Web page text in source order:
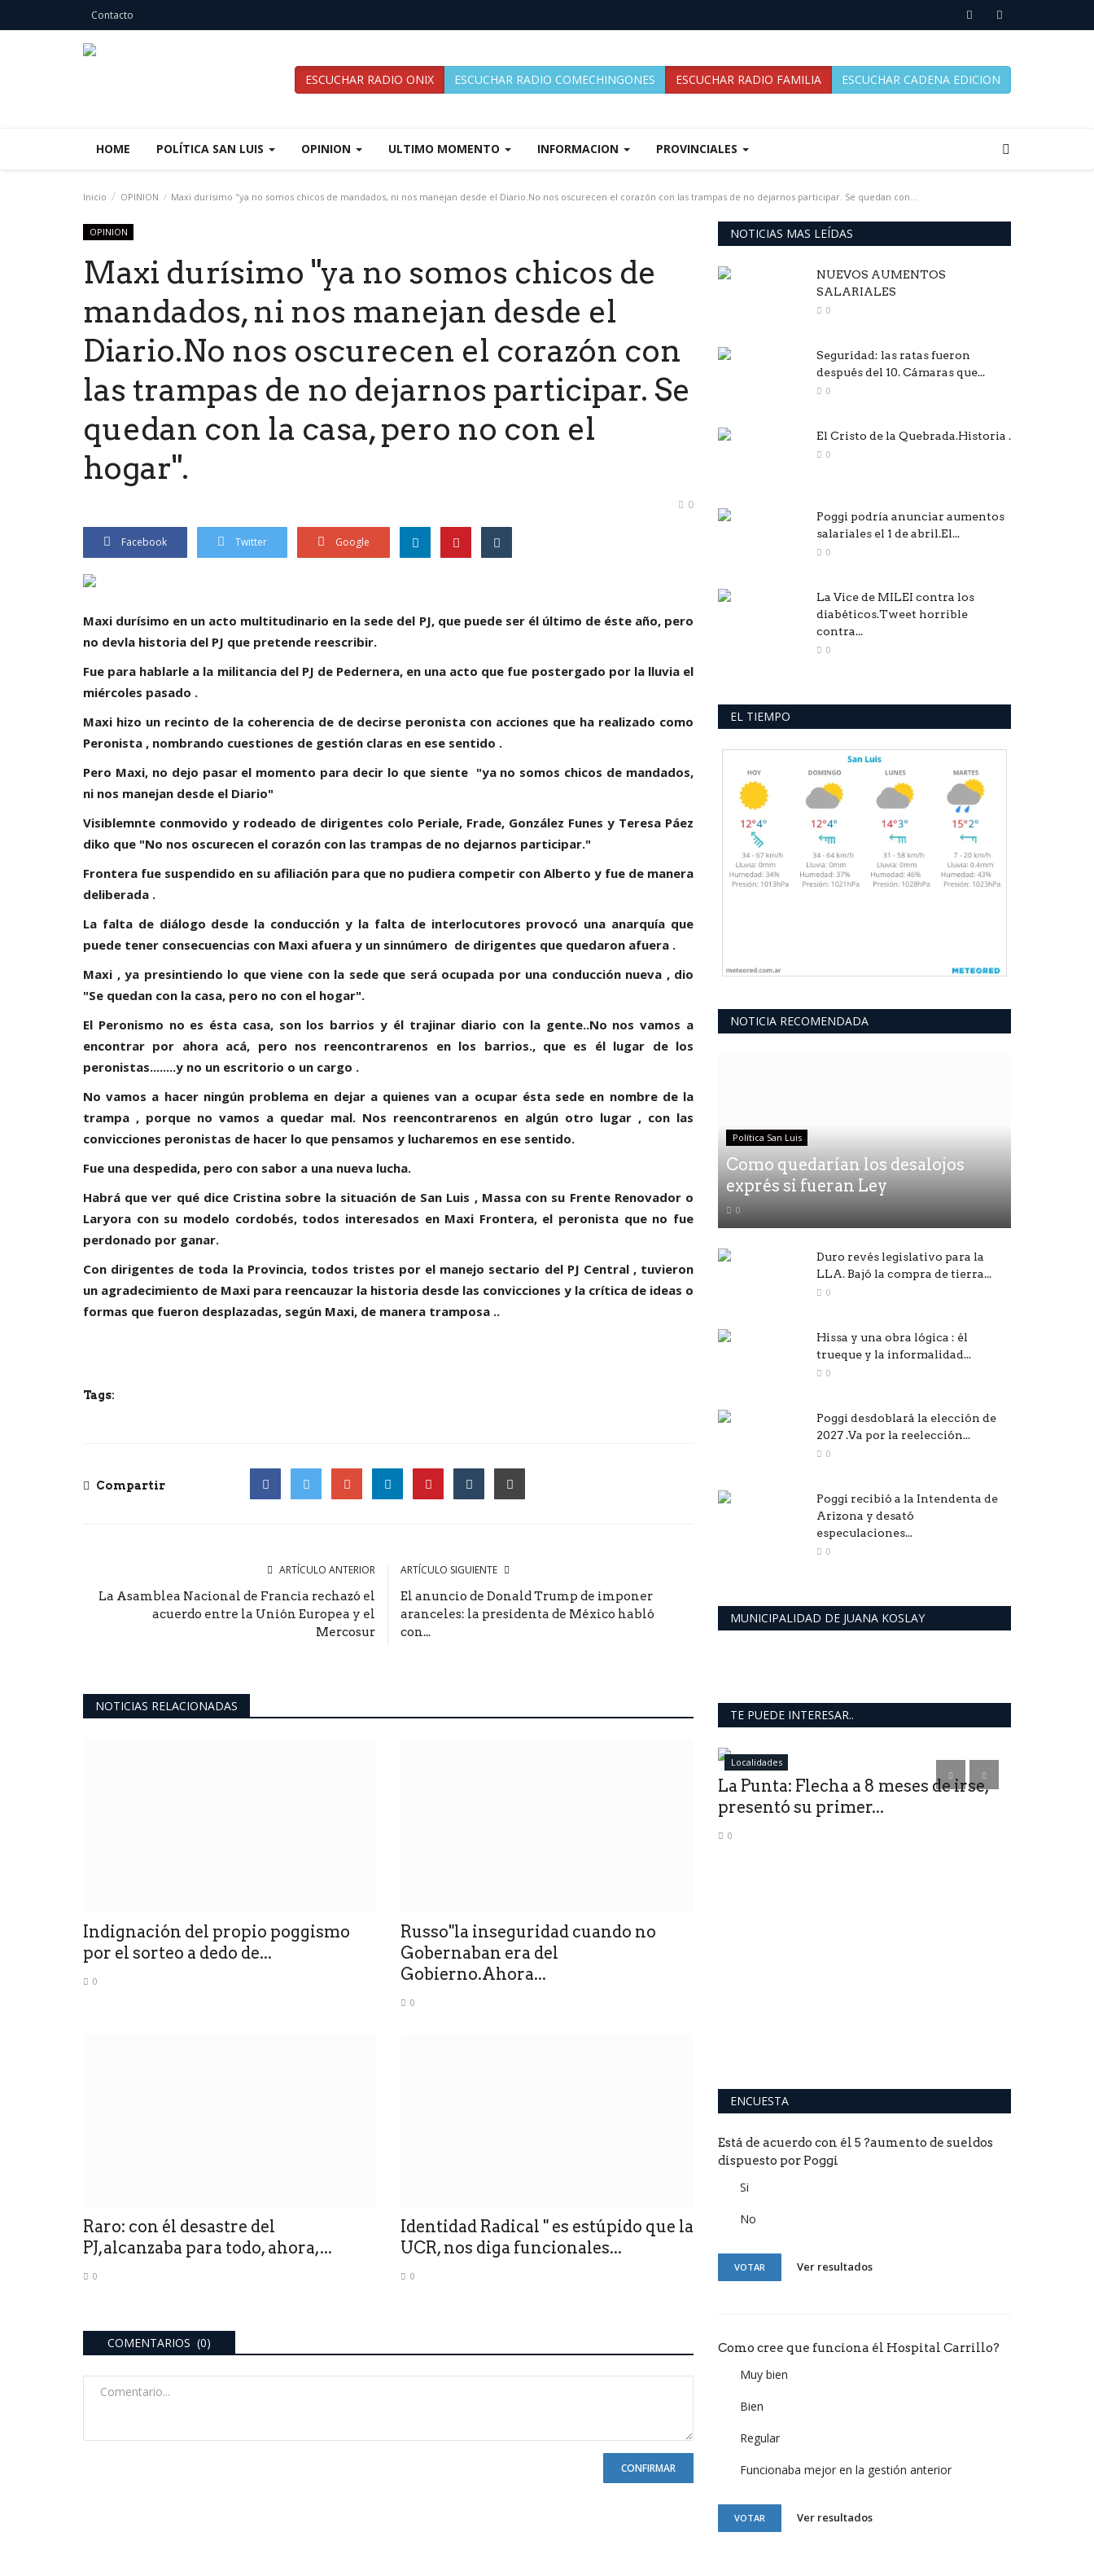
Contacto
ESCUCHAR RADIO ONIX ESCUCHAR RADIO COMECHINGONES ESCUCHAR RADIO FAMILIA ESCUCHAR CADENA EDICION
HOME POLÍTICA SAN LUIS OPINION ULTIMO MOMENTO INFORMACION PROVINCIALES
Inicio OPINION Maxi durísimo "ya no somos chicos de mandados, ni nos manejan desde el Diario.No nos oscurecen el corazón con las trampas de no dejarnos participar. Se quedan con...
OPINION
Maxi durísimo "ya no somos chicos de
mandados, ni nos manejan desde el
Diario.No nos oscurecen el corazón con
las trampas de no dejarnos participar. Se
quedan con la casa, pero no con el
hogar".
0
Facebook Twitter Google
Maxi durísimo en un acto multitudinario en la sede del PJ, que puede ser él último de éste año, pero
no devla historia del PJ que pretende reescribir.
Fue para hablarle a la militancia del PJ de Pedernera, en una acto que fue postergado por la lluvia el
miércoles pasado .
Maxi hizo un recinto de la coherencia de de decirse peronista con acciones que ha realizado como
Peronista , nombrando cuestiones de gestión claras en ese sentido .
Pero Maxi, no dejo pasar el momento para decir lo que siente "ya no somos chicos de mandados,
ni nos manejan desde el Diario"
Visiblemnte conmovido y rodeado de dirigentes colo Periale, Frade, González Funes y Teresa Páez
diko que "No nos oscurecen el corazón con las trampas de no dejarnos participar."
Frontera fue suspendido en su afiliación para que no pudiera competir con Alberto y fue de manera
deliberada .
La falta de diálogo desde la conducción y la falta de interlocutores provocó una anarquía que
puede tener consecuencias con Maxi afuera y un sinnúmero de dirigentes que quedaron afuera .
Maxi , ya presintiendo lo que viene con la sede que será ocupada por una conducción nueva , dio
"Se quedan con la casa, pero no con el hogar".
El Peronismo no es ésta casa, son los barrios y él trajinar diario con la gente..No nos vamos a
encontrar por ahora acá, pero nos reencontrarenos en los barrios., que es él lugar de los
peronistas........y no un escritorio o un cargo .
No vamos a hacer ningún problema en dejar a quienes van a ocupar ésta sede en nombre de la
trampa , porque no vamos a quedar mal. Nos reencontrarenos en algún otro lugar , con las
convicciones peronistas de hacer lo que pensamos y lucharemos en ese sentido.
Fue una despedida, pero con sabor a una nueva lucha.
Habrá que ver qué dice Cristina sobre la situación de San Luis , Massa con su Frente Renovador o
Laryora con su modelo cordobés, todos interesados en Maxi Frontera, el peronista que no fue
perdonado por ganar.
Con dirigentes de toda la Provincia, todos tristes por el manejo sectario del PJ Central , tuvieron
un agradecimiento de Maxi para reencauzar la historia desde las convicciones y la crítica de ideas o
formas que fueron desplazadas, según Maxi, de manera tramposa ..
Tags:
Compartir
ARTÍCULO ANTERIOR
La Asamblea Nacional de Francia rechazó el
acuerdo entre la Unión Europea y el
Mercosur
ARTÍCULO SIGUIENTE
El anuncio de Donald Trump de imponer
aranceles: la presidenta de México habló
con...
NOTICIAS RELACIONADAS
Indignación del propio poggismo
por el sorteo a dedo de...
0
Russo"la inseguridad cuando no
Gobernaban era del
Gobierno.Ahora...
0
Raro: con él desastre del
PJ,alcanzaba para todo, ahora,...
0
Identidad Radical " es estúpido que la
UCR, nos diga funcionales...
0
COMENTARIOS (0)
CONFIRMAR
NOTICIAS MAS LEÍDAS
NUEVOS AUMENTOS
SALARIALES
0
Seguridad: las ratas fueron
después del 10. Cámaras que...
0
El Cristo de la Quebrada.Historia .
0
Poggi podría anunciar aumentos
salariales el 1 de abril.El...
0
La Vice de MILEI contra los
diabéticos.Tweet horrible
contra...
0
EL TIEMPO
NOTICIA RECOMENDADA
Política San Luis
Como quedarían los desalojos
exprés si fueran Ley
0
Duro revés legislativo para la
LLA. Bajó la compra de tierra...
0
Hissa y una obra lógica : él
trueque y la informalidad...
0
Poggi desdoblará la elección de
2027 .Va por la reelección...
0
Poggi recibió a la Intendenta de
Arizona y desató
especulaciones...
0
MUNICIPALIDAD DE JUANA KOSLAY
TE PUEDE INTERESAR..
Venezolanos votan en referendo
sobre Esequibo, un territorio...
Localidades
La Punta: Flecha a 8 meses de irse,
presentó su primer...
0
ENCUESTA
Está de acuerdo con él 5 ?aumento de sueldos
dispuesto por Poggi
Si
No
VOTAR Ver resultados
Como cree que funciona él Hospital Carrillo?
Muy bien
Bien
Regular
Funcionaba mejor en la gestión anterior
VOTAR Ver resultados